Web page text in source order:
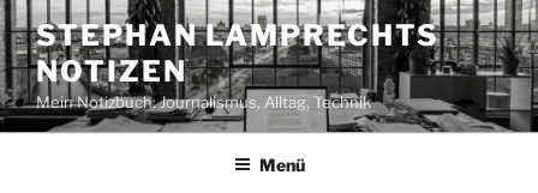
Zum
Inhalt
springen
STEPHAN LAMPRECHTS
NOTIZEN
Mein Notizbuch: Journalismus, Alltag, Technik
Menü